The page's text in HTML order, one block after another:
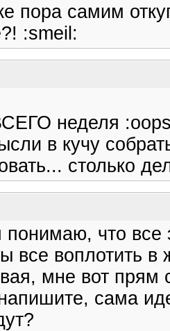
пора самим
:smeil:
неделя
в кучу
столько
что все
все воплотить
мне вот
сама